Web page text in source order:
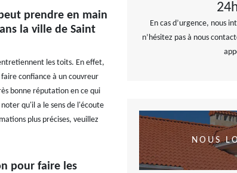
prendre en main
la ville de Saint
les toits. En effet,
confiance à un couvreur
bonne réputation en ce qui
qu'il a le sens de l'écoute
plus précises, veuillez
pour faire les
En cas d’urgence, nous
n’hésitez pas à nous
NOUS